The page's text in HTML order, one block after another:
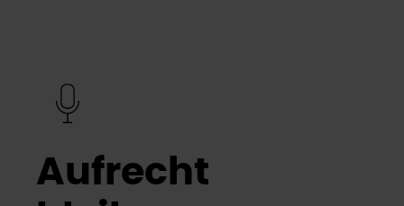
Aufrecht